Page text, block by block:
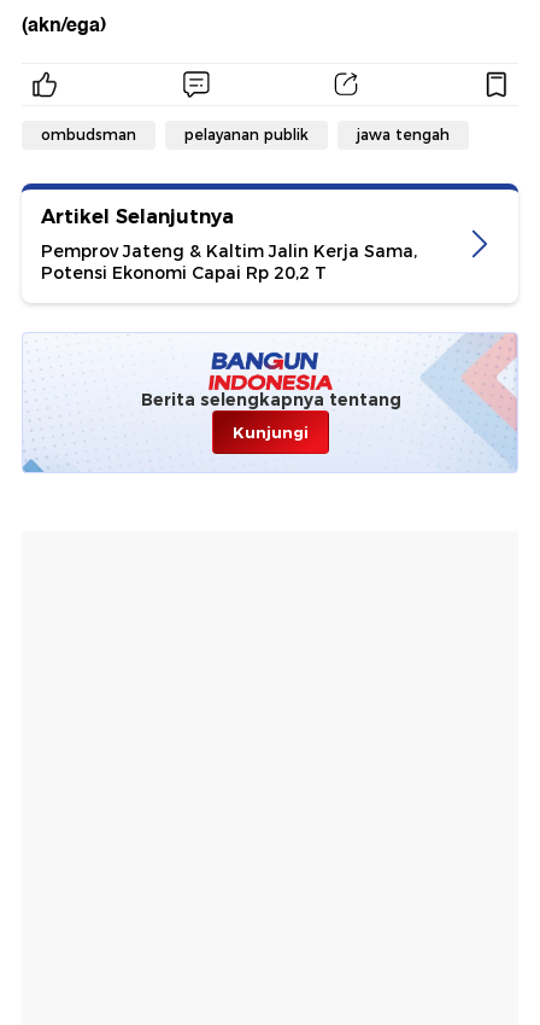
(akn/ega)
ombudsman pelayanan publik jawa tengah
Artikel Selanjutnya
Pemprov Jateng & Kaltim Jalin Kerja Sama,
Potensi Ekonomi Capai Rp 20,2 T
Berita selengkapnya tentang
Kunjungi